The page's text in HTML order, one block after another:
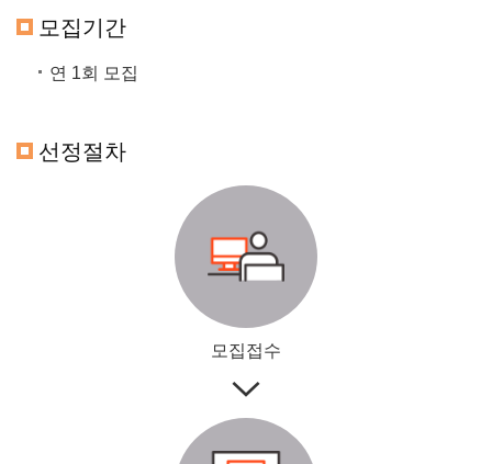
모집기간
연 1회 모집
선정절차
모집접수